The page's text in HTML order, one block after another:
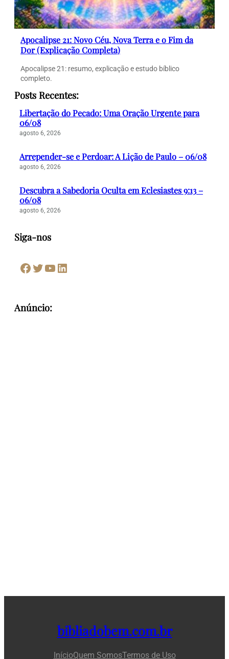
Apocalipse 21: Novo Céu, Nova Terra e o Fim da
Dor (Explicação Completa)
Apocalipse 21: resumo, explicação e estudo bíblico
completo.
Posts Recentes:
Libertação do Pecado: Uma Oração Urgente para
06/08
agosto 6, 2026
Arrepender-se e Perdoar: A Lição de Paulo – 06/08
agosto 6, 2026
Descubra a Sabedoria Oculta em Eclesiastes 9:13 –
06/08
agosto 6, 2026
Siga-nos
Facebook Twitter Youtube LinkedIn
Anúncio:
bibliadobem.com.br
InícioQuem SomosTermos de Uso